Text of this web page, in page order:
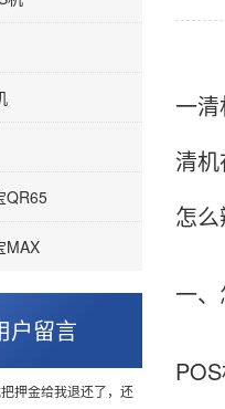
QR65
MAX
户留言
一
清
怎
一